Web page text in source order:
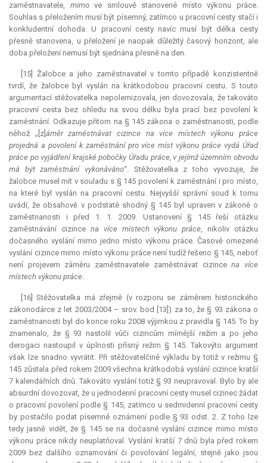
zaměstnavatele, mimove smlouvě stanovené místo výkonu práce.
Souhlas s přeložením musí být písemný, zatímco u pracovní cesty stačí i
konkludentní dohoda. U pracovní cesty navíc musí být délka cesty
přesně stanovena, u přeložení je naopak důležitý časový horizont, ale
doba přeložení nemusí být sjednána přesně na den.
[15] Žalobce a jeho zaměstnavatel v tomto případě konzistentně
tvrdí, že žalobce byl vyslán na krátkodobou pracovní cestu. S touto
argumentací stěžovatelka nepolemizovala, jen dovozovala, že takováto
pracovní cesta bez ohledu na svou délku byla prací bez povolení k
zaměstnání. Odkazuje přitom na § 145 zákona o zaměstnanosti, podle
něhož „[z] áměr zaměstnávat cizince na více místech výkonu práce
projedná a povolení k zaměstnání pro více míst výkonu práce vydá Úřad
práce po vyjádření krajské pobočky Úřadu práce, v jejímž územním obvodu
má být zaměstnání vykonáváno“. Stěžovatelka z toho vyvozuje, že
žalobce musel mít v souladu s § 145 povolení k zaměstnání i pro místo,
na které byl vyslán na pracovní cestu. Nejvyšší správní soud k tomu
uvádí, že obsahově v podstatě shodný § 145 byl upraven v zákoně o
zaměstnanosti i před 1. 1. 2009. Ustanovení § 145 řeší otázku
zaměstnávání cizince na více místech výkonu práce, nikoliv otázku
dočasného vyslání mimo jedno místo výkonu práce. Časově omezené
vyslání cizince mimo místo výkonu práce není tudíž řešeno § 145, neboť
není projevem záměru zaměstnavatele zaměstnávat cizincena více
místech výkonu práce.
[16] Stěžovatelka má zřejmě (v rozporu se záměrem historického
zákonodárce z let 2003/2004 – srov. bod [13]) za to, že § 93 zákona o
zaměstnanosti byl do konce roku 2008 výjimkou z pravidla § 145. To by
znamenalo, že § 93 nastolil vůči cizincům mírnější režim a po jeho
derogaci nastoupil v úplnosti přísný režim § 145. Takovýto argument
však lze snadno vyvrátit. Při stěžovatelčině výkladu by totiž v režimu §
145 zůstala před rokem 2009 všechna krátkodobá vyslání cizince kratší
7 kalendářních dnů. Takováto vyslání totiž § 93 neupravoval. Bylo by ale
absurdní dovozovat, že u jednodenní pracovní cesty musel cizinec žádat
o pracovní povolení podle § 145, zatímco u sedmidenní pracovní cesty
by postačilo podat písemné oznámení podle § 93 odst. 2. Z toho lze
tedy jasně vidět, že § 145 se na dočasné vyslání cizince mimo místo
výkonu práce nikdy neuplatňoval. Vyslání kratší 7 dnů byla před rokem
2009 bez dalšího oznamování či povolování legální, stejně jako jsou